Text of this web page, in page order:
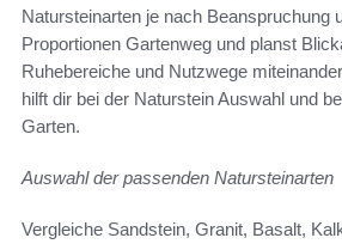
Natursteinarten je nach Beanspruchung
Proportionen Gartenweg und planst
Ruhebereiche und Nutzwege
hilft dir bei der Naturstein Auswahl und
Garten.
Auswahl der passenden Natursteinarten
Vergleiche Sandstein, Granit, Basalt,